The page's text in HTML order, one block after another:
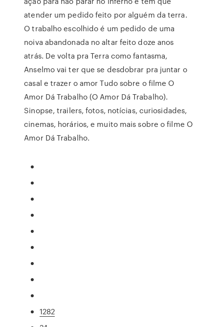
atender um pedido feito por alguém da terra.
O trabalho escolhido é um pedido de uma
noiva abandonada no altar feito doze anos
atrás. De volta pra Terra como fantasma,
Anselmo vai ter que se desdobrar pra juntar o
casal e trazer o amor Tudo sobre o filme O
Amor Dá Trabalho (O Amor Dá Trabalho).
Sinopse, trailers, fotos, notícias, curiosidades,
cinemas, horários, e muito mais sobre o filme O
Amor Dá Trabalho.
1282